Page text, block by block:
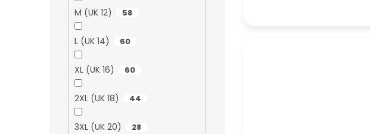
M (UK 12) 58
L (UK 14) 60
XL (UK 16) 60
2XL (UK 18) 44
3XL (UK 20) 28